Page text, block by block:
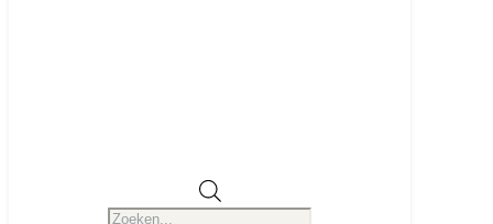
Producten